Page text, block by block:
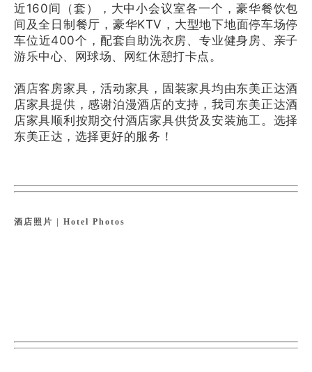
近160间（套），大中小会议室各一个，豪华餐饮包
间及全日制餐厅，豪华KTV，大型地下地面停车场停
车位近400个，配套自助洗衣房、专业健身房、亲子
游乐中心、网球场、网红休憩打卡点。
酒店客房家具，活动家具，固装家具均由东美正达酒
店家具提供， 感谢泊漫酒店的支持，我司东美正达酒
店家具顺利按期交付酒店家具供货及安装施工。 选择
东美正达，选择更好的服务！
酒店照片 | Hotel Photos